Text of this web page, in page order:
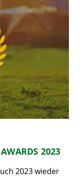
2023
2023 wieder